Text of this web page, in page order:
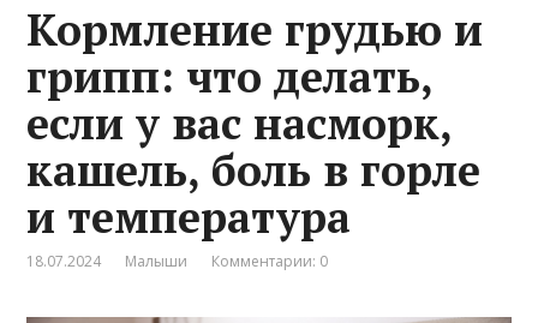
Кормление грудью и
грипп: что делать,
если у вас насморк,
кашель, боль в горле
и температура
18.07.2024 Малыши Комментарии: 0